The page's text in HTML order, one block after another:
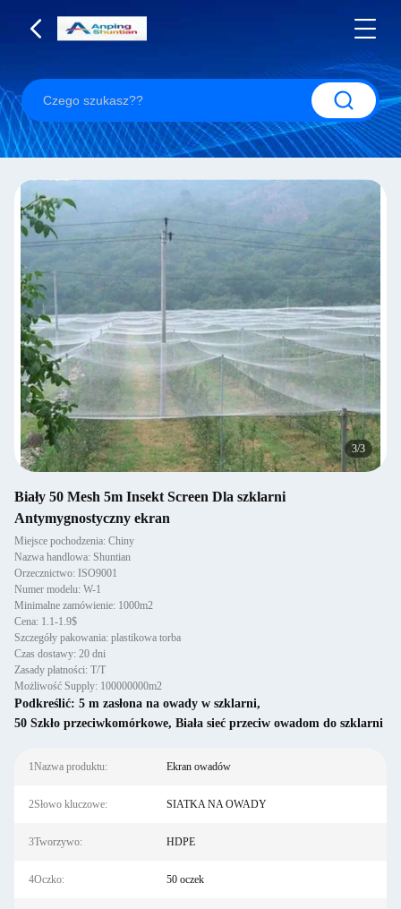
3/3
Biały 50 Mesh 5m Insekt Screen Dla szklarni
Antymygnostyczny ekran
Miejsce pochodzenia: Chiny
Nazwa handlowa: Shuntian
Orzecznictwo: ISO9001
Numer modelu: W-1
Minimalne zamówienie: 1000m2
Cena: 1.1-1.9$
Szczegóły pakowania: plastikowa torba
Czas dostawy: 20 dni
Zasady płatności: T/T
Możliwość Supply: 100000000m2
Podkreślić: 5 m zasłona na owady w szklarni,
50 Szkło przeciwkomórkowe, Biała sieć przeciw owadom do szklarni
1Nazwa produktu: Ekran owadów
2Słowo kluczowe: SIATKA NA OWADY
3Tworzywo: HDPE
4Oczko: 50 oczek